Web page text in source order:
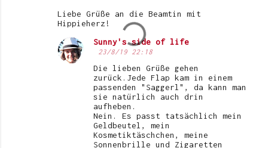
Liebe Grüße an die Beamtin mit
Hippieherz!
Sunny's side of life
23/8/19 22:18
Die lieben Grüße gehen
zurück.Jede Flap kam in einem
passenden "Saggerl", da kann man
sie natürlich auch drin
aufheben.
Nein. Es passt tatsächlich mein
Geldbeutel, mein
Kosmetiktäschchen, meine
Sonnenbrille und Zigaretten